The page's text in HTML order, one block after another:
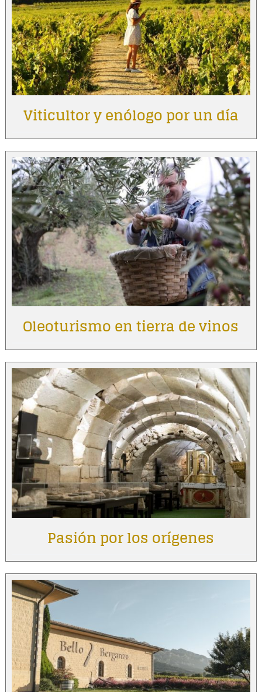
Viticultor y enólogo por un día
Oleoturismo en tierra de vinos
Pasión por los orígenes